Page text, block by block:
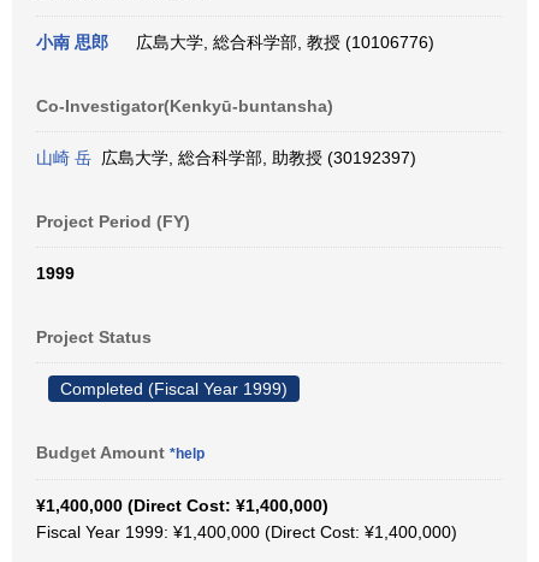
小南 思郎 広島大学, 総合科学部, 教授 (10106776)
Co-Investigator(Kenkyū-buntansha)
山崎 岳 広島大学, 総合科学部, 助教授 (30192397)
Project Period (FY)
1999
Project Status
Completed (Fiscal Year 1999)
Budget Amount *help
¥1,400,000 (Direct Cost: ¥1,400,000)
Fiscal Year 1999: ¥1,400,000 (Direct Cost: ¥1,400,000)